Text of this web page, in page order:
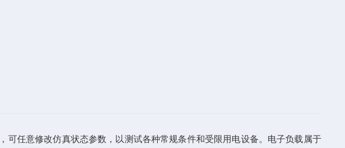
任意修改仿真状态参数，以测试各种常规条件和受限用电设备。电子负载属于